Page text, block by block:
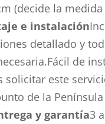
(decide la
e instalación
detallado y
de
solicitar este
de la
y garantía3